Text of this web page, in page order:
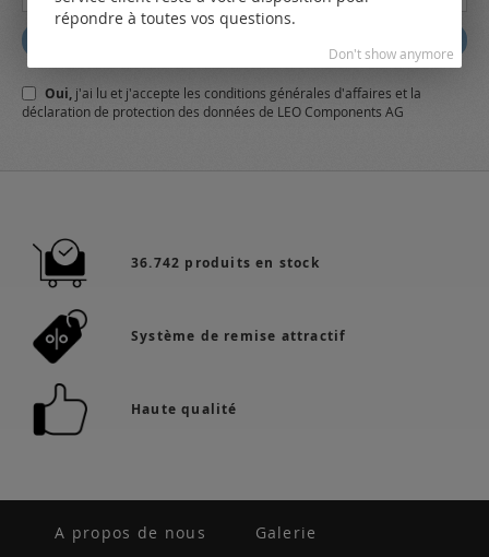
notre
lettre
d’information
:
Oui, j'ai lu et j'accepte les conditions générales d'affaires et la
déclaration de protection des données de LEO Components AG
36.742 produits en stock
Système de remise attractif
Haute qualité
A propos de nous Galerie
répondre à toutes vos questions.
Don't show anymore